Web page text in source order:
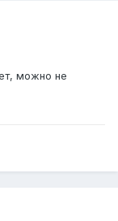
можно не